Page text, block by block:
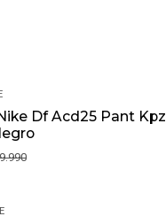
Df Acd25 Pant Kpz